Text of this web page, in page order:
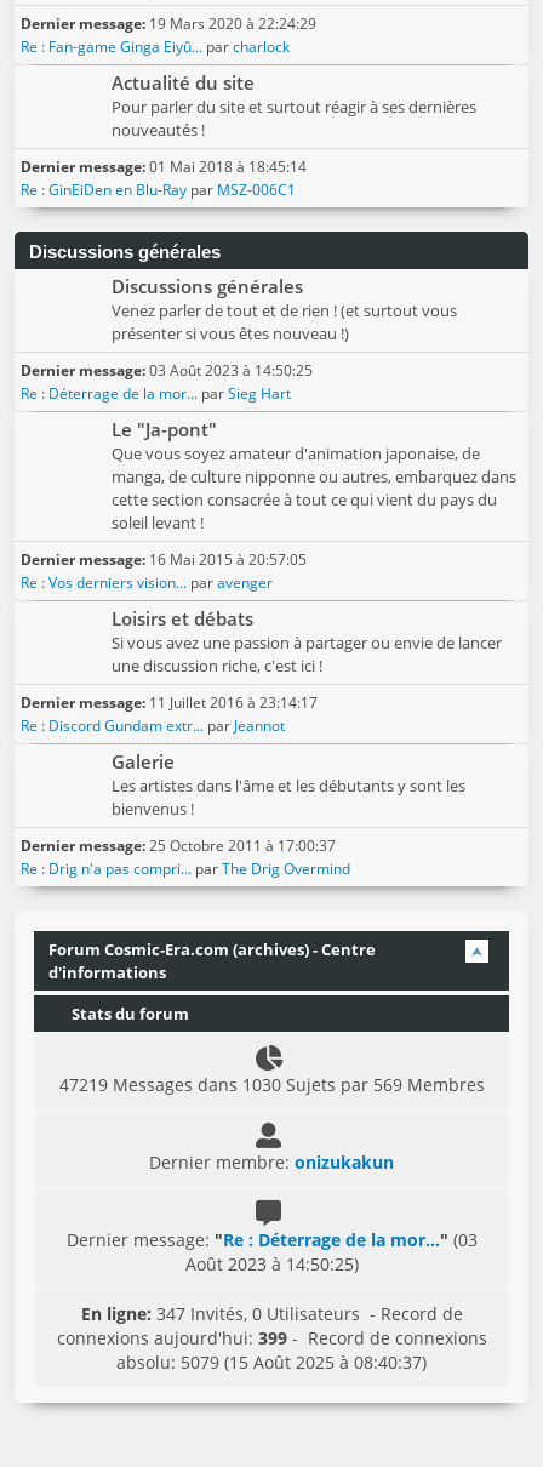
Dernier message: 19 Mars 2020 à 22:24:29
Re : Fan-game Ginga Eiyû... parcharlock
Actualité du site
Pour parler du site et surtout réagir à ses dernières
nouveautés !
Dernier message:01 Mai 2018 à 18:45:14
Re : GinEiDen en Blu-Ray par MSZ-006C1
Discussions générales
Discussions générales
Venez parler de tout et de rien ! (et surtout vous
présenter si vous êtes nouveau !)
Dernier message:03 Août 2023 à 14:50:25
Re : Déterrage de la mor... parSieg Hart
Le "Ja-pont"
Que vous soyez amateur d'animation japonaise, de
manga, de culture nipponne ou autres, embarquez dans
cette section consacrée à tout ce qui vient du pays du
soleil levant !
Dernier message: 16 Mai 2015 à 20:57:05
Re : Vos derniers vision... paravenger
Loisirs et débats
Si vous avez une passion à partager ou envie de lancer
une discussion riche, c'est ici !
Dernier message: 11 Juillet 2016 à 23:14:17
Re : Discord Gundam extr... par Jeannot
Galerie
Les artistes dans l'âme et les débutants y sont les
bienvenus !
Dernier message:25 Octobre 2011 à 17:00:37
Re : Drig n'a pas compri... parThe Drig Overmind
Forum Cosmic-Era.com (archives) - Centre
d'informations
Stats du forum
47219 Messages dans 1030 Sujets par 569 Membres
Dernier membre: onizukakun
Dernier message: "Re : Déterrage de la mor..." (03
Août 2023 à 14:50:25)
En ligne: 347 Invités, 0 Utilisateurs - Record de
connexions aujourd'hui: 399- Record de connexions
absolu: 5079 (15 Août 2025 à 08:40:37)